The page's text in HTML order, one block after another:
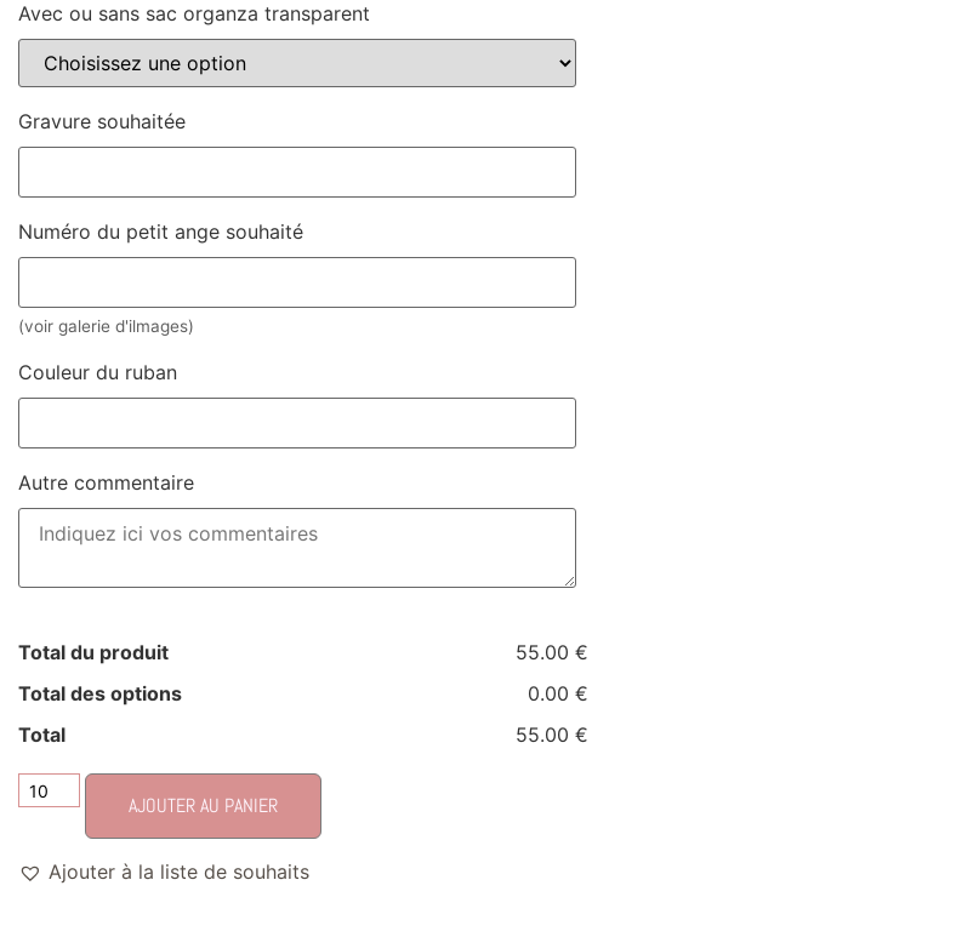
Avec ou sans sac organza transparent
Gravure souhaitée
Numéro du petit ange souhaité
(voir galerie d'ilmages)
Couleur du ruban
Autre commentaire
Total du produit
55.00 €
Total des options
0.00 €
Total
55.00 €
AJOUTER AU PANIER
Ajouter à la liste de souhaits